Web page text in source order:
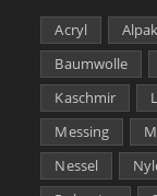
Acryl
Baumwolle
Kaschmir
Messing
Nessel